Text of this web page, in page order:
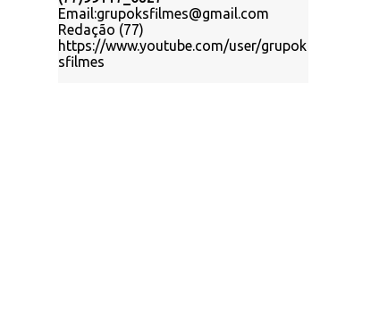
Email:grupoksfilmes@gmail.com
Redação (77)
https://www.youtube.com/user/grupok
sfilmes